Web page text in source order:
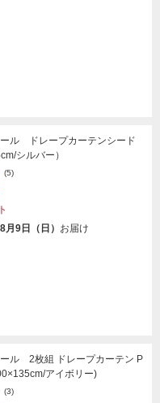
ル ドレープカーテンシード
シルバー）
(5)
月9日（日） お届け
ル 2枚組 ドレープカーテン P
アイボリー)
(3)